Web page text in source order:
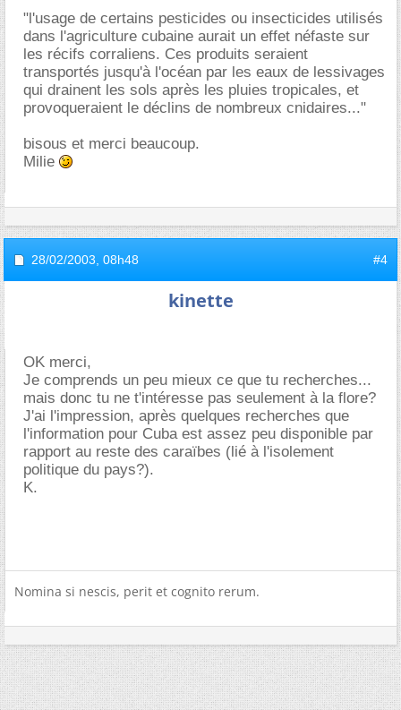
"l'usage de certains pesticides ou insecticides utilisés
dans l'agriculture cubaine aurait un effet néfaste sur
les récifs corraliens. Ces produits seraient
transportés jusqu'à l'océan par les eaux de lessivages
qui drainent les sols après les pluies tropicales, et
provoqueraient le déclins de nombreux cnidaires..."
bisous et merci beaucoup.
Milie
28/02/2003, 08h48 #4
kinette
OK merci,
Je comprends un peu mieux ce que tu recherches...
mais donc tu ne t'intéresse pas seulement à la flore?
J'ai l'impression, après quelques recherches que
l'information pour Cuba est assez peu disponible par
rapport au reste des caraïbes (lié à l'isolement
politique du pays?).
K.
Nomina si nescis, perit et cognito rerum.